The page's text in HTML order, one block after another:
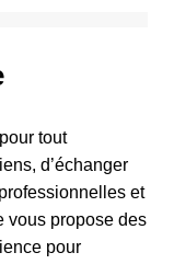
tout
d’échanger
et
vous propose des
pour